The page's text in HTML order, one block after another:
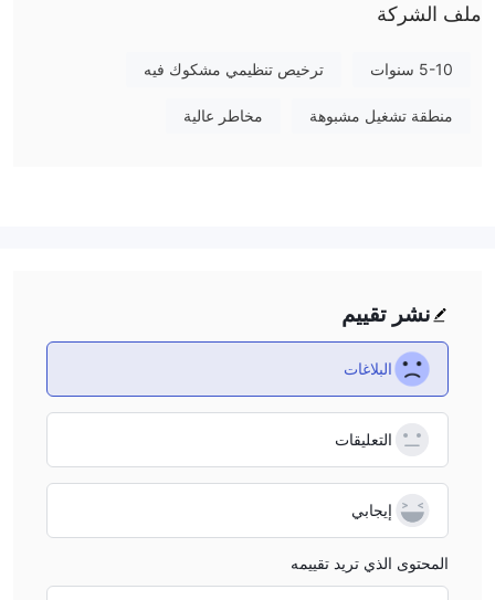
FTX Trade تقدم أدوات تداول على الفوركس، المؤشرات، الأسهم،
المعادن، الأسهم، الطاقة، السلع والعملات المشفرة.
نوع الحساب
الإيداع والسحب
الآن لا توجد معلومات حول التمويل بخصوص FTX Trade.
ملف الشركة
5-10 سنوات ترخيص تنظيمي مشكوك فيه
منطقة تشغيل مشبوهة مخاطر عالية
نشر تقييم
البلاغات
التعليقات
إيجابي
المحتوى الذي تريد تقييمه